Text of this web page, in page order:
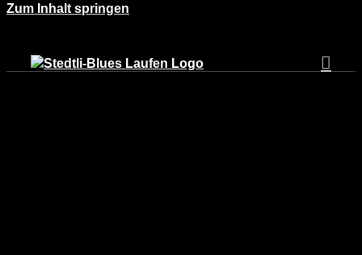
Zum Inhalt springen